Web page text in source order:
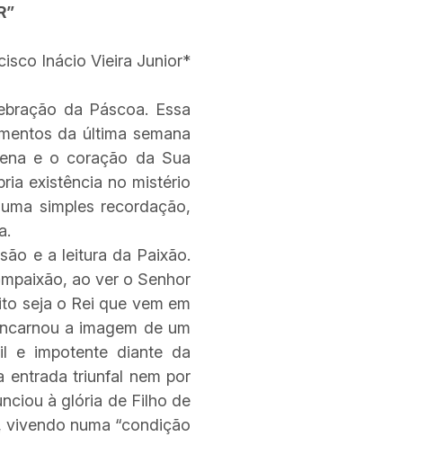
Inácio Vieira Junior*
da Páscoa. Essa
da última semana
e o coração da Sua
existência no mistério
simples recordação,
e a leitura da Paixão.
ao ver o Senhor
seja o Rei que vem em
a imagem de um
e impotente diante da
entrada triunfal nem por
à glória de Filho de
numa “condição